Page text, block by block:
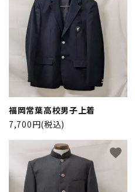
福岡常葉高校男子上着
7,700円(税込)
favorite